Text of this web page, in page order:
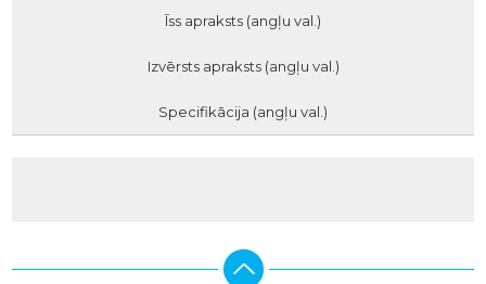
Īss apraksts (angļu val.)
Izvērsts apraksts (angļu val.)
Specifikācija (angļu val.)